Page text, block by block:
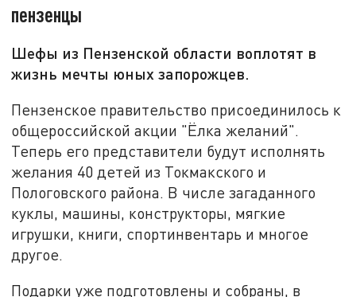
пензенцы
Шефы из Пензенской области воплотят в
жизнь мечты юных запорожцев.
Пензенское правительство присоединилось к
общероссийской акции "Ёлка желаний".
Теперь его представители будут исполнять
желания 40 детей из Токмакского и
Пологовского района. В числе загаданного
куклы, машины, конструкторы, мягкие
игрушки, книги, спортинвентарь и многое
другое.
Подарки уже подготовлены и собраны, в